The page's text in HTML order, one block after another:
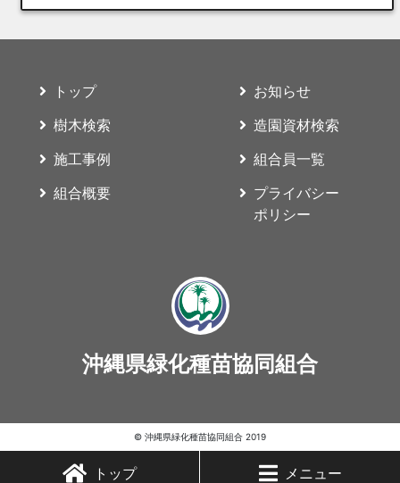
トップ メニュー
トップ
お知らせ
樹木検索
造園資材検索
施工事例
組合員一覧
組合概要
プライバシー
ポリシー
沖縄県緑化種苗協同組合
© 沖縄県緑化種苗協同組合 2019